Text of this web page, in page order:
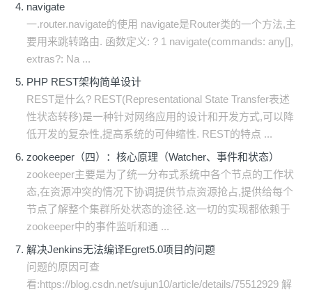
navigate
一.router.navigate的使用 navigate是Router类的一个方法,主
要用来跳转路由. 函数定义: ? 1 navigate(commands: any[],
extras?: Na ...
PHP REST架构简单设计
REST是什么? REST(Representational State Transfer表述
性状态转移)是一种针对网络应用的设计和开发方式,可以降
低开发的复杂性,提高系统的可伸缩性. REST的特点 ...
zookeeper（四）：核心原理（Watcher、事件和状态）
zookeeper主要是为了统一分布式系统中各个节点的工作状
态,在资源冲突的情况下协调提供节点资源抢占,提供给每个
节点了解整个集群所处状态的途径.这一切的实现都依赖于
zookeeper中的事件监听和通 ...
解决Jenkins无法编译Egret5.0项目的问题
问题的原因可查
看:https://blog.csdn.net/sujun10/article/details/75512929 解